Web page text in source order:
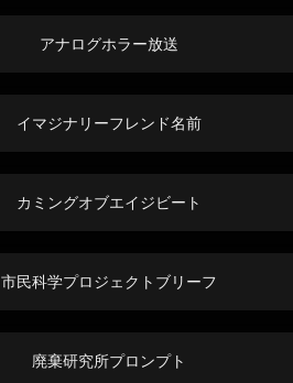
アナログホラー放送
イマジナリーフレンド名前
カミングオブエイジビート
市民科学プロジェクトブリーフ
廃棄研究所プロンプト